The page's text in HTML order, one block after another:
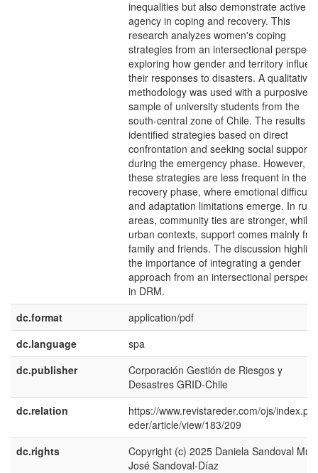
inequalities but also demonstrate active
agency in coping and recovery. This
research analyzes women's coping
strategies from an intersectional
exploring how gender and territory
their responses to disasters. A qualitative
methodology was used with a purposive
sample of university students from the
south-central zone of Chile. The results
identified strategies based on direct
confrontation and seeking social support
during the emergency phase. However,
these strategies are less frequent in the
recovery phase, where emotional
and adaptation limitations emerge. In rural
areas, community ties are stronger, while
urban contexts, support comes mainly
family and friends. The discussion
the importance of integrating a gender
approach from an intersectional
in DRM.
dc.format
application/pdf
dc.language
spa
dc.publisher
Corporación Gestión de Riesgos y
Desastres GRID-Chile
dc.relation
https://www.revistareder.com/ojs/
eder/article/view/183/209
dc.rights
Copyright (c) 2025 Daniela Sandoval
José Sandoval-Díaz